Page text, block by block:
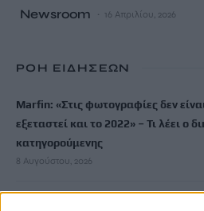
Newsroom 16 Απριλίου, 2026
ΡΟΗ ΕΙΔΗΣΕΩΝ
Marfin: «Στις φωτογραφίες δεν
εξεταστεί και το 2022» – Τι λέει ο
κατηγορούμενης
8 Αυγούστου, 2026